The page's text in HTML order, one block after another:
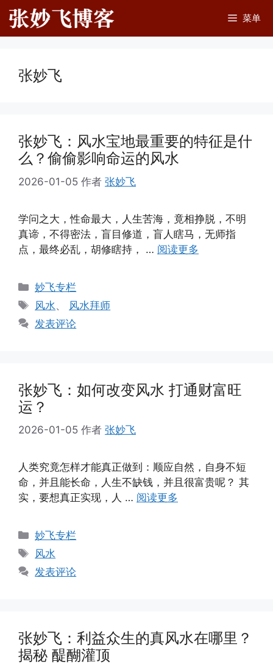
跳
至
内
菜单
张妙飞
张妙飞：风水宝地最重要的特征是什
么？偷偷影响命运的风水
2026-01-05 作者 张妙飞
学问之大，性命最大，人生苦海，竟相挣脱，不明
真谛，不得密法，盲目修道，盲人瞎马，无师指
点，最终必乱，胡修瞎持， … 阅读更多
分
类
妙飞专栏
标
签
风水、 风水拜师
发表评论
张妙飞：如何改变风水 打通财富旺
运？
2026-01-05 作者 张妙飞
人类究竟怎样才能真正做到：顺应自然，自身不短
命，并且能长命，人生不缺钱，并且很富贵呢？ 其
实，要想真正实现，人 … 阅读更多
分
类
妙飞专栏
标
签
风水
发表评论
张妙飞：利益众生的真风水在哪里？
揭秘 醍醐灌顶